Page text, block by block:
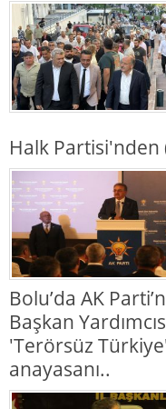
Halk Partisi'nden
Bolu’da AK
Başkan
'Terörsüz
anayasanı..